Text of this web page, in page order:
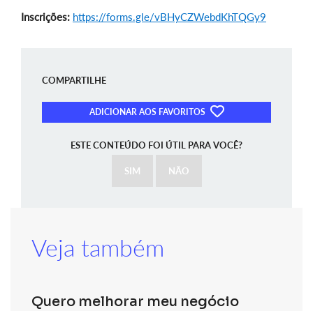
Inscrições: https://forms.gle/vBHyCZWebdKhTQGy9
COMPARTILHE
ADICIONAR AOS FAVORITOS
ESTE CONTEÚDO FOI ÚTIL PARA VOCÊ?
SIM NÃO
Veja também
Quero melhorar meu negócio